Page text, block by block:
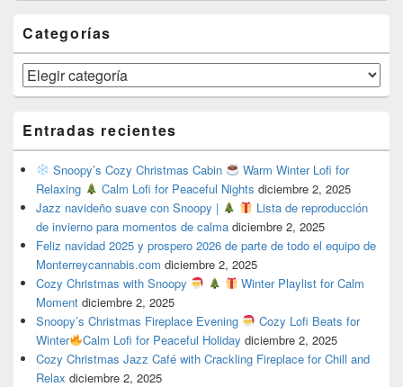
Categorías
Categorías
Entradas recientes
Snoopy’s Cozy Christmas Cabin
Warm Winter Lofi for
Relaxing
Calm Lofi for Peaceful Nights diciembre 2, 2025
Jazz navideño suave con Snoopy |
Lista de reproducción
de invierno para momentos de calma diciembre 2, 2025
Feliz navidad 2025 y prospero 2026 de parte de todo el equipo de
Monterreycannabis.com diciembre 2, 2025
Cozy Christmas with Snoopy
Winter Playlist for Calm
Moment diciembre 2, 2025
Snoopy’s Christmas Fireplace Evening
Cozy Lofi Beats for
Winter
Calm Lofi for Peaceful Holiday diciembre 2, 2025
Cozy Christmas Jazz Café with Crackling Fireplace for Chill and
Relax diciembre 2, 2025